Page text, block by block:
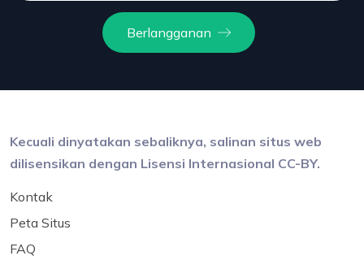
Berlangganan
Kecuali dinyatakan sebaliknya, salinan situs web
dilisensikan dengan Lisensi Internasional CC-BY.
Kontak
Peta Situs
FAQ